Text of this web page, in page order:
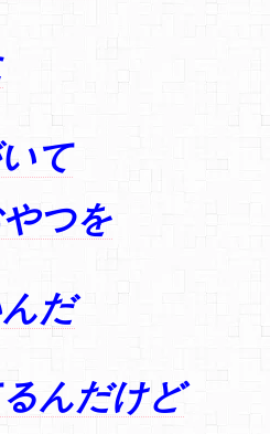
て
つを
だ
んだけど